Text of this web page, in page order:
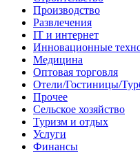
Производство
Развлечения
IT и интернет
Инновационные
Медицина
Оптовая торговля
Отели/Гостиницы/
Прочее
Сельское хозяйство
Туризм и отдых
Услуги
Финансы